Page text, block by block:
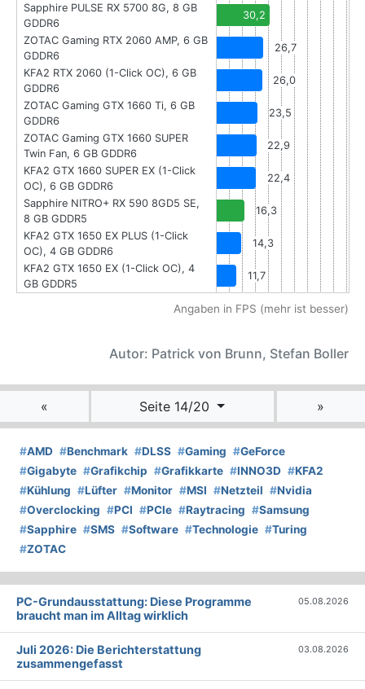
Sapphire PULSE RX 5700 8G, 8 GB
GDDR6
30,2
ZOTAC Gaming RTX 2060 AMP, 6 GB
GDDR6
26,7
KFA2 RTX 2060 (1-Click OC), 6 GB
GDDR6
26,0
ZOTAC Gaming GTX 1660 Ti, 6 GB
GDDR6
23,5
ZOTAC Gaming GTX 1660 SUPER
Twin Fan, 6 GB GDDR6
22,9
KFA2 GTX 1660 SUPER EX (1-Click
OC), 6 GB GDDR6
22,4
Sapphire NITRO+ RX 590 8GD5 SE,
8 GB GDDR5
16,3
KFA2 GTX 1650 EX PLUS (1-Click
OC), 4 GB GDDR6
14,3
KFA2 GTX 1650 EX (1-Click OC), 4
GB GDDR5
11,7
Angaben in FPS (mehr ist besser)
Autor: Patrick von Brunn, Stefan Boller
« Seite 14/20 »
#AMD #Benchmark #DLSS #Gaming #GeForce
#Gigabyte #Grafikchip #Grafikkarte #INNO3D #KFA2
#Kühlung #Lüfter #Monitor #MSI #Netzteil #Nvidia
#Overclocking #PCI #PCIe #Raytracing #Samsung
#Sapphire #SMS #Software #Technologie #Turing
#ZOTAC
PC-Grundausstattung: Diese Programme
braucht man im Alltag wirklich
05.08.2026
Juli 2026: Die Bericht­erstattung
zusammengefasst
03.08.2026